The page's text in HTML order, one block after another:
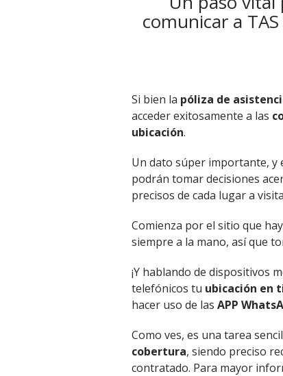
comunicar a
Si bien la póliza de
acceder exitosamente a las
ubicación.
Un dato súper importante, y
podrán tomar decisiones
precisos de cada lugar a
Comienza por el sitio que
siempre a la mano, así que
¡Y hablando de dispositivos
telefónicos tu ubicación en
hacer uso de las APP
Como ves, es una tarea
cobertura, siendo preciso
contratado. Para mayor